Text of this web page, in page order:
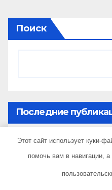
Поиск
Последние
Что такое 3D-коврики
их основное
Форматы онлайн-
Этот сайт использует куки-
помочь вам в навигации,